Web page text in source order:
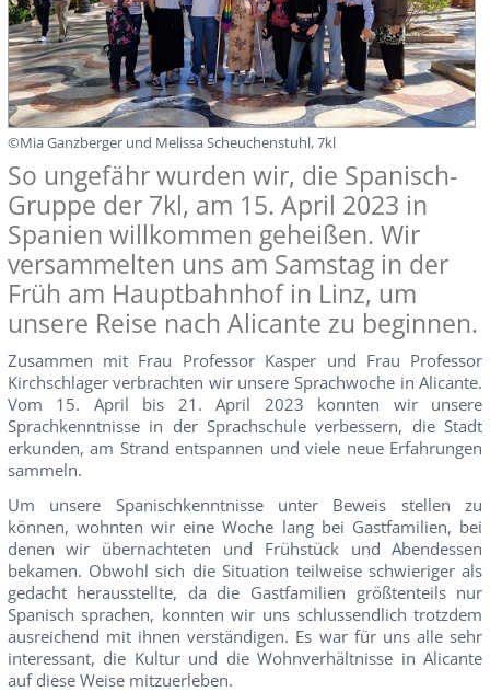
©Mia Ganzberger und Melissa Scheuchenstuhl, 7kl
So ungefähr wurden wir, die Spanisch-
Gruppe der 7kl, am 15. April 2023 in
Spanien willkommen geheißen. Wir
versammelten uns am Samstag in der
Früh am Hauptbahnhof in Linz, um
unsere Reise nach Alicante zu beginnen.
Zusammen mit Frau Professor Kasper und Frau Professor
Kirchschlager verbrachten wir unsere Sprachwoche in Alicante.
Vom 15. April bis 21. April 2023 konnten wir unsere
Sprachkenntnisse in der Sprachschule verbessern, die Stadt
erkunden, am Strand entspannen und viele neue Erfahrungen
sammeln.
Um unsere Spanischkenntnisse unter Beweis stellen zu
können, wohnten wir eine Woche lang bei Gastfamilien, bei
denen wir übernachteten und Frühstück und Abendessen
bekamen. Obwohl sich die Situation teilweise schwieriger als
gedacht herausstellte, da die Gastfamilien größtenteils nur
Spanisch sprachen, konnten wir uns schlussendlich trotzdem
ausreichend mit ihnen verständigen. Es war für uns alle sehr
interessant, die Kultur und die Wohnverhältnisse in Alicante
auf diese Weise mitzuerleben.